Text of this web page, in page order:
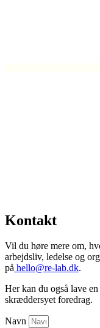
Kontakt
Vil du høre mere om,
arbejdsliv, ledelse og
på hello@re-lab.dk.
Her kan du også lave
skræddersyet foredrag.
Navn